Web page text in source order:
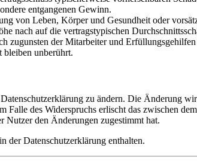
entgangenen Gewinn.
von Leben, Körper und Gesundheit oder
nach auf die vertragstypischen
zugunsten der Mitarbeiter und Erfüllungsgehilfen
bleiben unberührt.
zu ändern. Die Änderung
des Widerspruchs erlischt das zwischen
Nutzer den Änderungen zugestimmt hat.
der Datenschutzerklärung enthalten.